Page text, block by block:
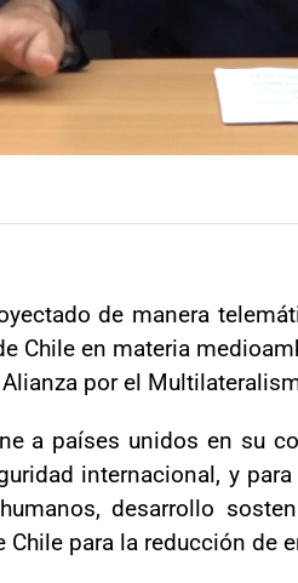
de manera
Chile en materia
por el
a países unidos en su
internacional, y
desarrollo
para la reducción de